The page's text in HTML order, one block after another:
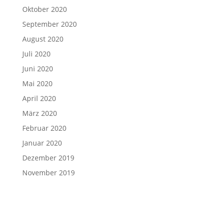
Oktober 2020
September 2020
August 2020
Juli 2020
Juni 2020
Mai 2020
April 2020
März 2020
Februar 2020
Januar 2020
Dezember 2019
November 2019